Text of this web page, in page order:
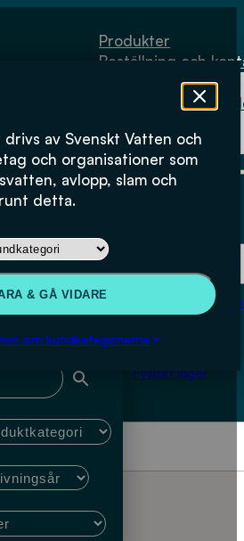
av Svenskt Vatten och
och organisationer som
avlopp, slam och
detta.
& GÅ VIDARE
om kundkategorierna
Produkter
Beställning och
Fysiskt lager
Beställning och kontakt
Om
Köpvillkor
Fysiskt lager